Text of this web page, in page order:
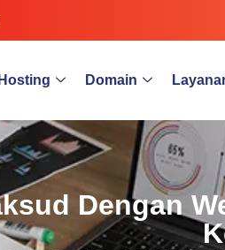
Hosting Domain
Dengan